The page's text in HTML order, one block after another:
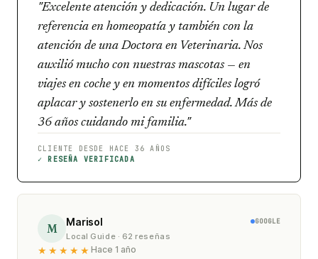
"Excelente atención y dedicación. Un lugar de
referencia en homeopatía y también con la
atención de una Doctora en Veterinaria. Nos
auxilió mucho con nuestras mascotas — en
viajes en coche y en momentos difíciles logró
aplacar y sostenerlo en su enfermedad. Más de
36 años cuidando mi familia."
CLIENTE DESDE HACE 36 AÑOS
✓ RESEÑA VERIFICADA
M Marisol
Local Guide · 62 reseñas
GOOGLE
★★★★★ Hace 1 año